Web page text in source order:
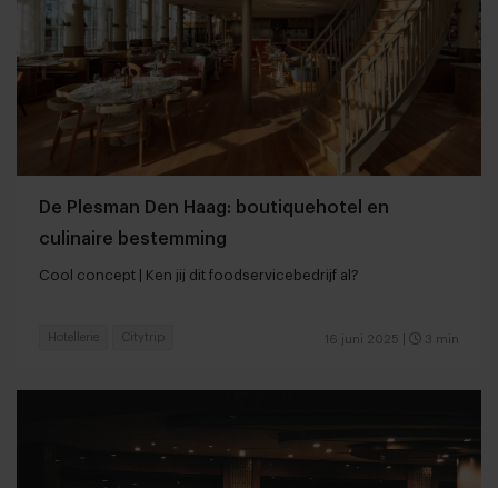
De Plesman Den Haag: boutiquehotel en
culinaire bestemming
Cool concept | Ken jij dit foodservicebedrijf al?
16 juni 2025 3 min
Hotellerie Citytrip